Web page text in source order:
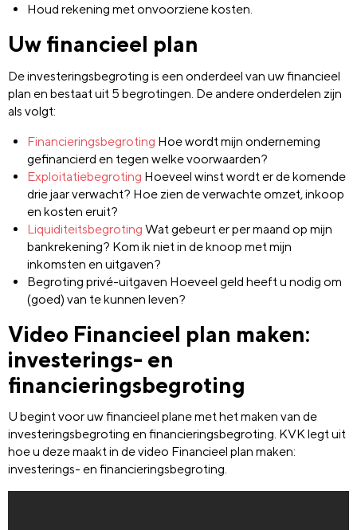
Houd rekening met onvoorziene kosten.
Uw financieel plan
De investeringsbegroting is een onderdeel van uw financieel
plan en bestaat uit 5 begrotingen. De andere onderdelen zijn
als volgt:
Financieringsbegroting Hoe wordt mijn onderneming
gefinancierd en tegen welke voorwaarden?
Exploitatiebegroting Hoeveel winst wordt er de komende
drie jaar verwacht? Hoe zien de verwachte omzet, inkoop
en kosten eruit?
Liquiditeitsbegroting Wat gebeurt er per maand op mijn
bankrekening? Kom ik niet in de knoop met mijn
inkomsten en uitgaven?
Begroting privé-uitgaven Hoeveel geld heeft u nodig om
(goed) van te kunnen leven?
Video Financieel plan maken:
investerings- en
financieringsbegroting
U begint voor uw financieel plane met het maken van de
investeringsbegroting en financieringsbegroting. KVK legt uit
hoe u deze maakt in de video Financieel plan maken:
investerings- en financieringsbegroting.